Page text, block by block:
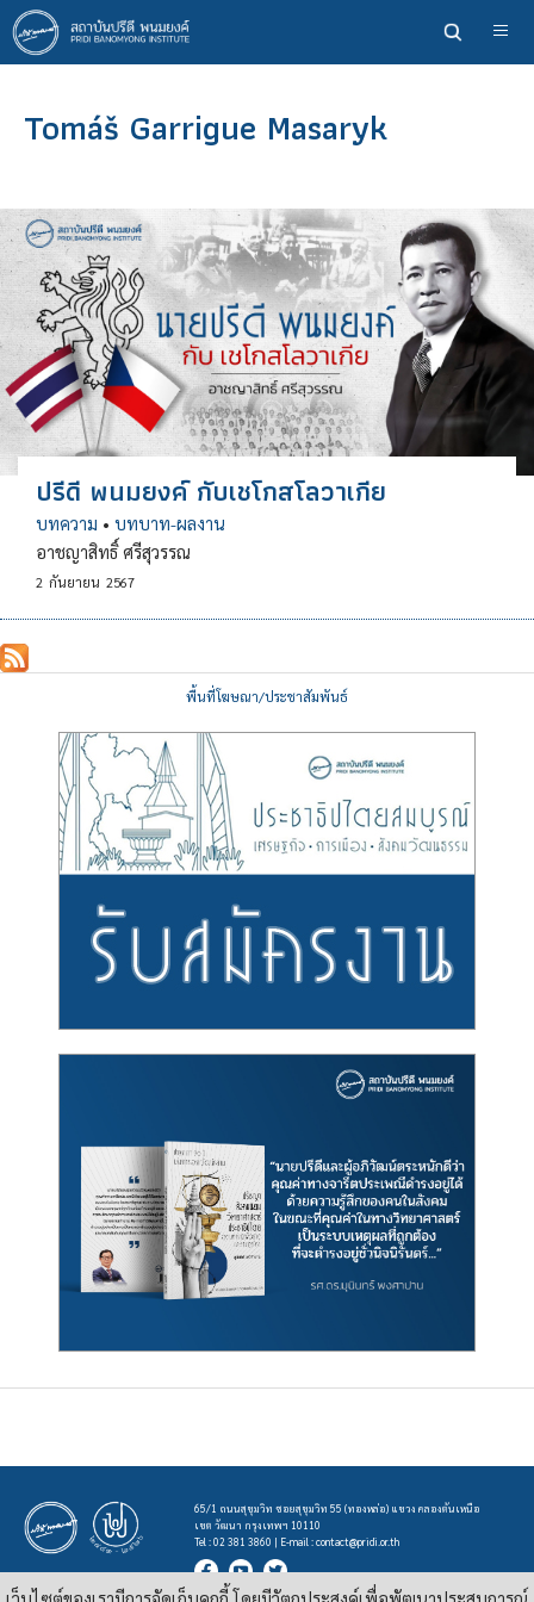
ข้าม
ไป
ยัง
หลักTomáš Garrigue Masaryk
ปรีดี พนมยงค์ กับเชโกสโลวาเกีย
บทความ • บทบาท-ผลงาน
อาชญาสิทธิ์ ศรีสุวรรณ
2 กันยายน 2567
พื้นที่โฆษณา/ประชาสัมพันธ์
65/1 ถนนสุขุมวิท ซอยสุขุมวิท 55 (ทองหล่อ) แขวง คลองตันเหนือ
เขต วัฒนา กรุงเทพฯ 10110
Tel : 02 381 3860 | E-mail :contact@pridi.or.th